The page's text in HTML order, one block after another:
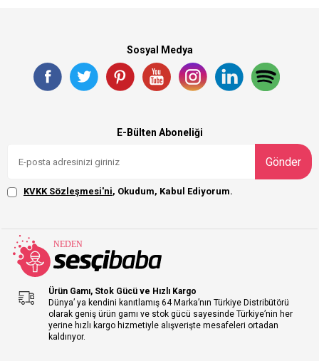
Sosyal Medya
E-Bülten Aboneliği
Gönder
KVKK Sözleşmesi'ni, Okudum, Kabul Ediyorum.
Ürün Gamı, Stok Gücü ve Hızlı Kargo
Dünya’ ya kendini kanıtlamış 64 Marka’nın Türkiye Distribütörü
olarak geniş ürün gamı ve stok gücü sayesinde Türkiye’nin her
yerine hızlı kargo hizmetiyle alışverişte mesafeleri ortadan
kaldırıyor.